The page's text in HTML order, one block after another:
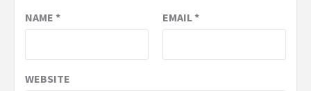
NAME * EMAIL*
WEBSITE